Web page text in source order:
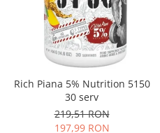
Rich Piana 5% Nutrition 5150
30 serv
219,51 RON
197,99 RON